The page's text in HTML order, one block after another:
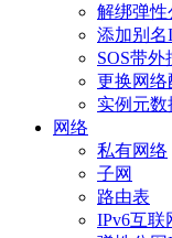
解绑弹性
添加别名
SOS带外
更换网络
实例元数
网络
私有网络
子网
路由表
IPv6互联